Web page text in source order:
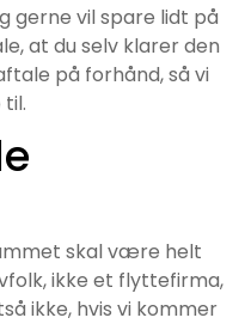
gerne vil spare lidt på
at du selv klarer den
på forhånd, så vi
skal være helt
ikke et flyttefirma,
ikke, hvis vi kommer